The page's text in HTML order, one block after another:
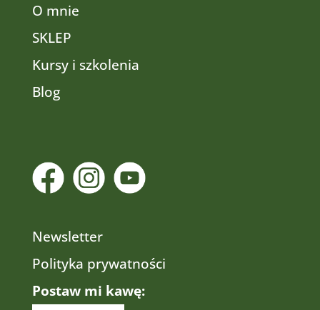
O mnie
SKLEP
Kursy i szkolenia
Blog
Newsletter
Polityka prywatności
Postaw mi kawę: